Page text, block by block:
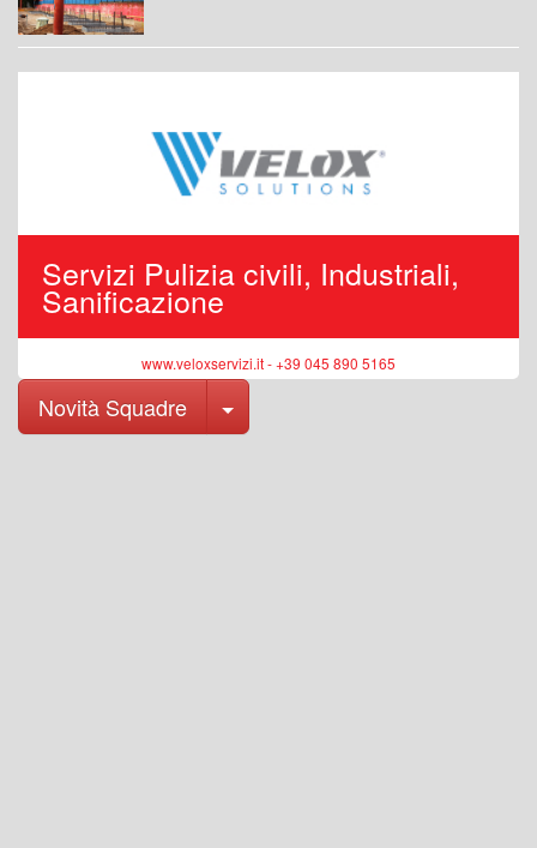
Servizi Pulizia civili, Industriali,
Sanificazione
www.veloxservizi.it - +39 045 890 5165
Novità Squadre Toggle Dropdown